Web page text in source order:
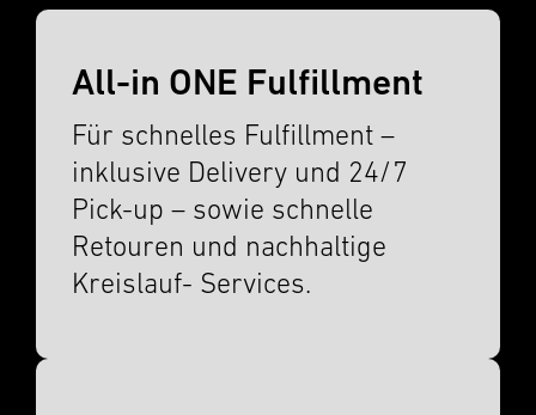
All-in ONE Fulfillment
Für schnelles Fulfill­ment –
inklu­sive Deliv­ery und 24/7
Pick-up – sowie schnelle
Retouren und nachhaltige
Kreislauf- Services.